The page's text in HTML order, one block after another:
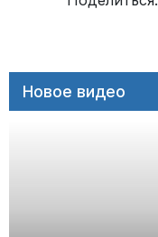
Новое видео